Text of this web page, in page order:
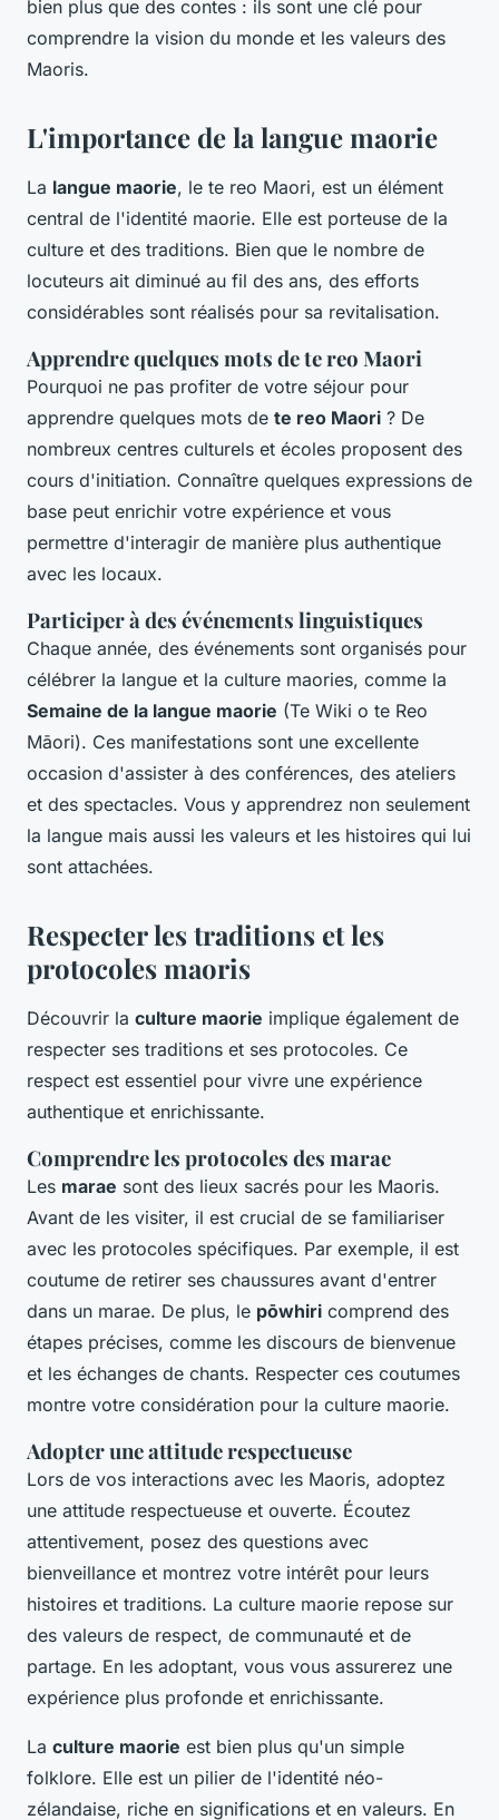
bien plus que des contes : ils sont une clé pour
comprendre la vision du monde et les valeurs des
Maoris.
L'importance de la langue maorie
La langue maorie, le te reo Maori, est un élément
central de l'identité maorie. Elle est porteuse de la
culture et des traditions. Bien que le nombre de
locuteurs ait diminué au fil des ans, des efforts
considérables sont réalisés pour sa revitalisation.
Apprendre quelques mots de te reo Maori
Pourquoi ne pas profiter de votre séjour pour
apprendre quelques mots de te reo Maori ? De
nombreux centres culturels et écoles proposent des
cours d'initiation. Connaître quelques expressions de
base peut enrichir votre expérience et vous
permettre d'interagir de manière plus authentique
avec les locaux.
Participer à des événements linguistiques
Chaque année, des événements sont organisés pour
célébrer la langue et la culture maories, comme la
Semaine de la langue maorie (Te Wiki o te Reo
Māori). Ces manifestations sont une excellente
occasion d'assister à des conférences, des ateliers
et des spectacles. Vous y apprendrez non seulement
la langue mais aussi les valeurs et les histoires qui lui
sont attachées.
Respecter les traditions et les
protocoles maoris
Découvrir la culture maorie implique également de
respecter ses traditions et ses protocoles. Ce
respect est essentiel pour vivre une expérience
authentique et enrichissante.
Comprendre les protocoles des marae
Les marae sont des lieux sacrés pour les Maoris.
Avant de les visiter, il est crucial de se familiariser
avec les protocoles spécifiques. Par exemple, il est
coutume de retirer ses chaussures avant d'entrer
dans un marae. De plus, le pōwhiri comprend des
étapes précises, comme les discours de bienvenue
et les échanges de chants. Respecter ces coutumes
montre votre considération pour la culture maorie.
Adopter une attitude respectueuse
Lors de vos interactions avec les Maoris, adoptez
une attitude respectueuse et ouverte. Écoutez
attentivement, posez des questions avec
bienveillance et montrez votre intérêt pour leurs
histoires et traditions. La culture maorie repose sur
des valeurs de respect, de communauté et de
partage. En les adoptant, vous vous assurerez une
expérience plus profonde et enrichissante.
La culture maorie est bien plus qu'un simple
folklore. Elle est un pilier de l'identité néo-
zélandaise, riche en significations et en valeurs. En